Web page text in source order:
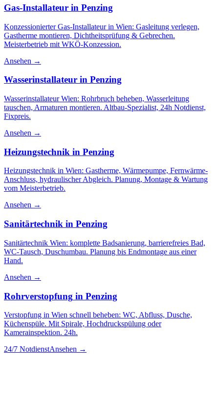
Gas-Installateur in Penzing
Konzessionierter Gas-Installateur in Wien: Gasleitung verlegen,
Gastherme montieren, Dichtheitsprüfung & Gebrechen.
Meisterbetrieb mit WKÖ-Konzession.
Ansehen →
Wasserinstallateur in Penzing
Wasserinstallateur Wien: Rohrbruch beheben, Wasserleitung
tauschen, Armaturen montieren. Altbau-Spezialist, 24h Notdienst,
Fixpreis.
Ansehen →
Heizungstechnik in Penzing
Heizungstechnik in Wien: Gastherme, Wärmepumpe, Fernwärme-
Anschluss, hydraulischer Abgleich. Planung, Montage & Wartung
vom Meisterbetrieb.
Ansehen →
Sanitärtechnik in Penzing
Sanitärtechnik Wien: komplette Badsanierung, barrierefreies Bad,
WC-Tausch, Duschumbau. Planung bis Endmontage aus einer
Hand.
Ansehen →
Rohrverstopfung in Penzing
Verstopfung in Wien schnell beheben: WC, Abfluss, Dusche,
Küchenspüle. Mit Spirale, Hochdruckspülung oder
Kamerainspektion. 24h.
24/7 NotdienstAnsehen →